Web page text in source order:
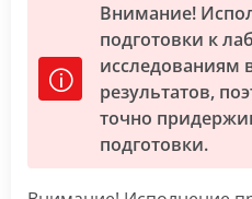
Внимание!
подготовки к
исследованиям
результатов,
точно
подготовки.